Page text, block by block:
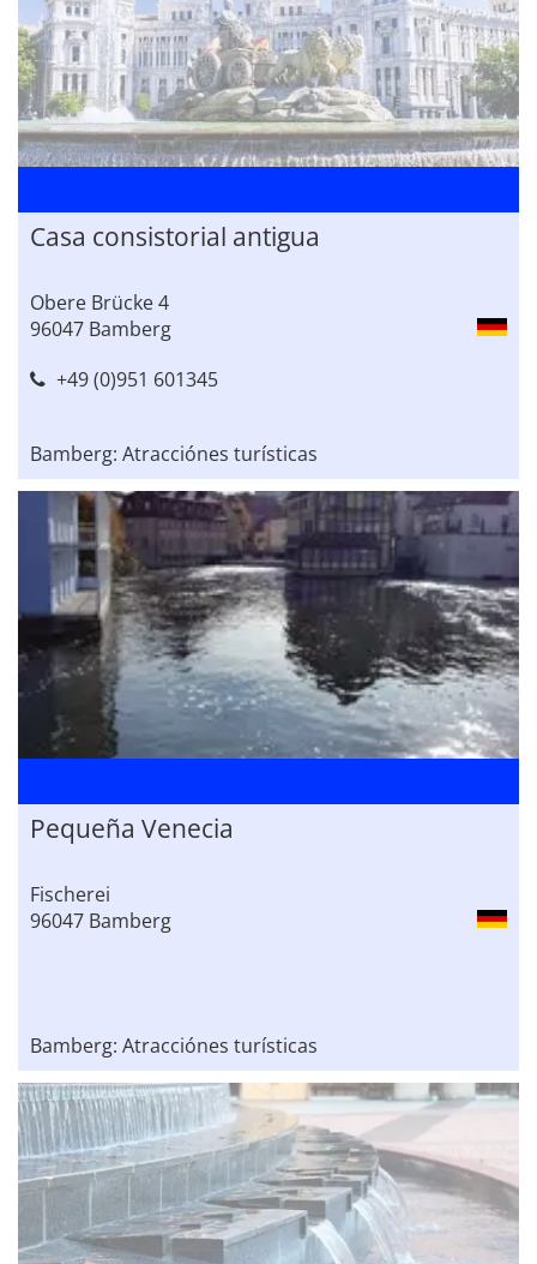
Casa consistorial antigua
Obere Brücke 4
96047 Bamberg
+49 (0)951 601345
Bamberg: Atracciónes turísticas
Pequeña Venecia
Fischerei
96047 Bamberg
Bamberg: Atracciónes turísticas